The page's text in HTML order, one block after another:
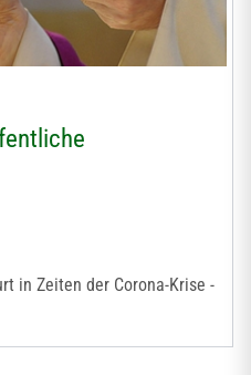
in Zeiten der Corona-Krise -